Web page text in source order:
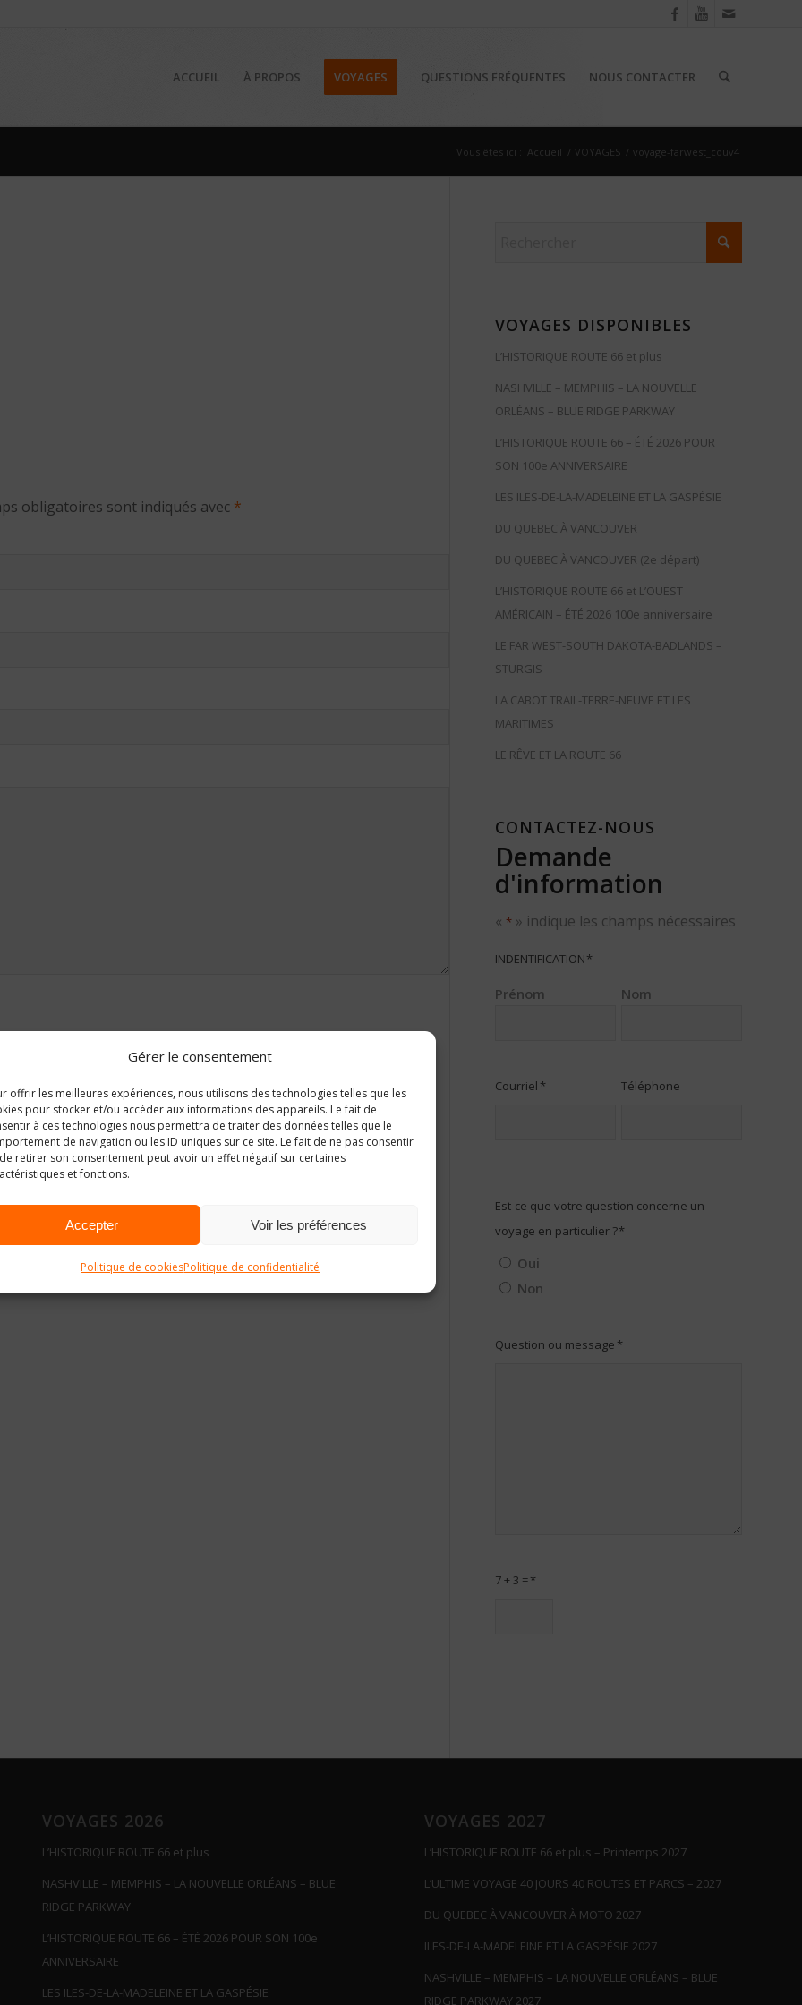
Gérer le consentement
offrir les meilleures expériences, nous utilisons des technologies telles que les
pour stocker et/ou accéder aux informations des appareils. Le fait de
à ces technologies nous permettra de traiter des données telles que le
de navigation ou les ID uniques sur ce site. Le fait de ne pas consentir
retirer son consentement peut avoir un effet négatif sur certaines
et fonctions.
Accepter Voir les préférences
Politique de cookiesPolitique de confidentialité
ACCUEIL À PROPOS VOYAGES QUESTIONS FRÉQUENTES NOUS CONTACTER
Vous êtes ici : Accueil / VOYAGES / voyage-farwest_couv4
obligatoires sont indiqués avec *
VOYAGES DISPONIBLES
L’HISTORIQUE ROUTE 66 et plus
NASHVILLE – MEMPHIS – LA NOUVELLE
ORLÉANS – BLUE RIDGE PARKWAY
L’HISTORIQUE ROUTE 66 – ÉTÉ 2026 POUR
SON 100e ANNIVERSAIRE
LES ILES-DE-LA-MADELEINE ET LA GASPÉSIE
DU QUEBEC À VANCOUVER
DU QUEBEC À VANCOUVER (2e départ)
L’HISTORIQUE ROUTE 66 et L’OUEST
AMÉRICAIN – ÉTÉ 2026 100e anniversaire
LE FAR WEST-SOUTH DAKOTA-BADLANDS –
STURGIS
LA CABOT TRAIL-TERRE-NEUVE ET LES
MARITIMES
LE RÊVE ET LA ROUTE 66
CONTACTEZ-NOUS
Demande
d'information
«* » indique les champs nécessaires
INDENTIFICATION*
Prénom Nom
Courriel * Téléphone
Est-ce que votre question concerne un
voyage en particulier ?*
Oui
Non
Question ou message *
7 + 3 =*
VOYAGES 2026
L’HISTORIQUE ROUTE 66 et plus
NASHVILLE – MEMPHIS – LA NOUVELLE ORLÉANS – BLUE
RIDGE PARKWAY
L’HISTORIQUE ROUTE 66 – ÉTÉ 2026 POUR SON 100e
ANNIVERSAIRE
LES ILES-DE-LA-MADELEINE ET LA GASPÉSIE
VOYAGES 2027
L’HISTORIQUE ROUTE 66 et plus – Printemps 2027
L’ULTIME VOYAGE 40 JOURS 40 ROUTES ET PARCS – 2027
DU QUEBEC À VANCOUVER À MOTO 2027
ILES-DE-LA-MADELEINE ET LA GASPÉSIE 2027
NASHVILLE – MEMPHIS – LA NOUVELLE ORLÉANS – BLUE
RIDGE PARKWAY 2027